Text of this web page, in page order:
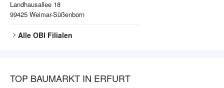
Landhausallee 18
99425 Weimar-Süßenborn
Alle OBI Filialen
TOP BAUMARKT IN ERFURT